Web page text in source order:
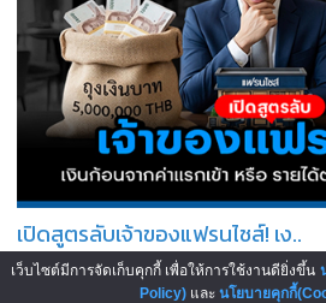
เปิดสูตรลับเจ้าของแฟรนไชส์! เง..
เว็บไซต์มีการจัดเก็บคุกกี้ เพื่อให้การใช้งานดียิ่งขึ้น
Policy)และ นโยบายคุกกี้